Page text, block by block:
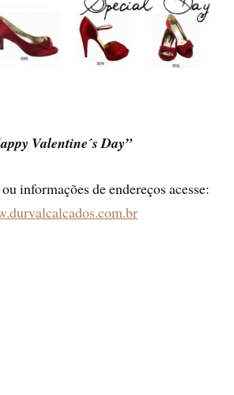
Valentine´s Day”
informações de endereços acesse: